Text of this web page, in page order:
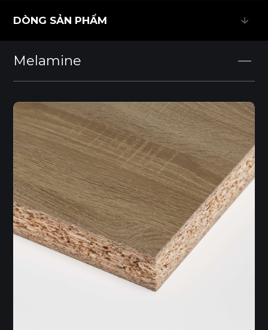
DÒNG SẢN PHẨM
Melamine